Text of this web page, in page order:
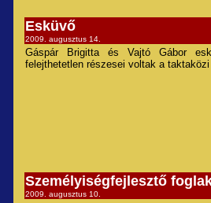
Esküvő
2009. augusztus 14.
Gáspár Brigitta és Vajtó Gábor
felejthetetlen részesei voltak a
Személyiségfejlesztő
2009. augusztus 10.